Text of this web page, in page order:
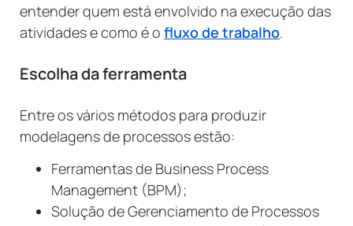
entender quem está envolvido na execução das
atividades e como é o fluxo de trabalho.
Escolha da ferramenta
Entre os vários métodos para produzir
modelagens de processos estão:
Ferramentas de Business Process
Management (BPM);
Solução de Gerenciamento de Processos